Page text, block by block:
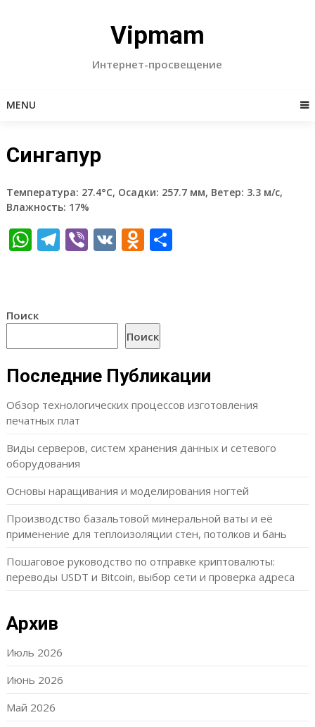
Vipmam
Интернет-просвещение
MENU
Сингапур
Температура: 27.4°C, Осадки: 257.7 мм, Ветер: 3.3 м/с,
Влажность: 17%
WhatsApp
Telegram
Viber
VKOdnoklassniki
Отправить
Поиск
Поиск
Последние Публикации
Обзор технологических процессов изготовления
печатных плат
Виды серверов, систем хранения данных и сетевого
оборудования
Основы наращивания и моделирования ногтей
Производство базальтовой минеральной ваты и её
применение для теплоизоляции стен, потолков и бань
Пошаговое руководство по отправке криптовалюты:
переводы USDT и Bitcoin, выбор сети и проверка адреса
Архив
Июль 2026
Июнь 2026
Май 2026